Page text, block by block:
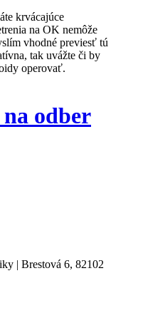
krvácajúce
na OK nemôže
vhodné previesť tú
tak uvážte či by
operovať.
odber
| Brestová 6, 82102